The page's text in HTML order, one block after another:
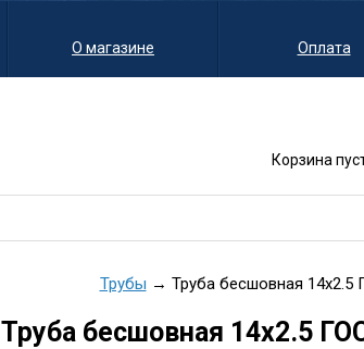
О магазине Оплата
Корзина
Трубы → Труба бесшовная 14х2.5
Труба бесшовная 14х2.5